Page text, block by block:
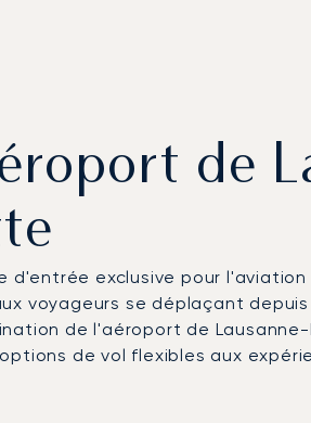
de
d'entrée exclusive pour
voyageurs se déplaçant
de l'aéroport de
de vol flexibles aux